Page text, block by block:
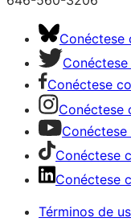
Conéctese
Conéctese
Conéctese
Conéctese
Conéctese
Términos de